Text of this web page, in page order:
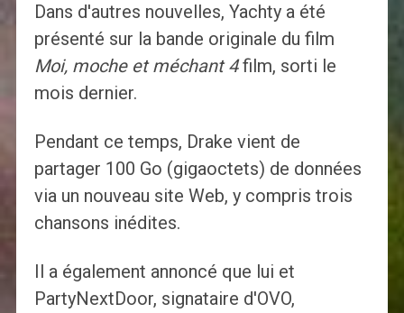
Dans d'autres nouvelles, Yachty a été
présenté sur la bande originale du film
Moi, moche et méchant 4film, sorti le
mois dernier.
Pendant ce temps, Drake vient de
partager 100 Go (gigaoctets) de données
via un nouveau site Web, y compris trois
chansons inédites.
Il a également annoncé que lui et
PartyNextDoor, signataire d'OVO,